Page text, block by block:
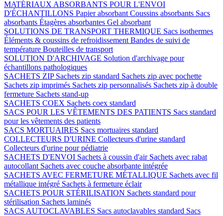
MATÉRIAUX ABSORBANTS POUR L'ENVOI
D'ÉCHANTILLONS Papier absorbant Coussins absorbants Sacs
absorbants Étagères absorbantes Gel absorbant
SOLUTIONS DE TRANSPORT THERMIQUE Sacs isothermes
Éléments & coussins de refroidissement Bandes de suivi de
température Bouteilles de transport
SOLUTION D'ARCHIVAGE Solution d'archivage pour
échantillons pathologiques
SACHETS ZIP Sachets zip standard Sachets zip avec pochette
Sachets zip imprimés Sachets zip personnalisés Sachets zip à double
fermeture Sachets stand-up
SACHETS COEX Sachets coex standard
SACS POUR LES VÊTEMENTS DES PATIENTS Sacs standard
pour les vêtements des patients
SACS MORTUAIRES Sacs mortuaires standard
COLLECTEURS D'URINE Collecteurs d'urine standard
Collecteurs d'urine pour pédiatrie
SACHETS D'ENVOI Sachets à coussin d'air Sachets avec rabat
autocollant Sachets avec couche absorbante intégrée
SACHETS AVEC FERMETURE MÉTALLIQUE Sachets avec fil
métallique intégré Sachets à fermeture éclair
SACHETS POUR STÉRILISATION Sachets standard pour
stérilisation Sachets laminés
SACS AUTOCLAVABLES Sacs autoclavables standard Sacs